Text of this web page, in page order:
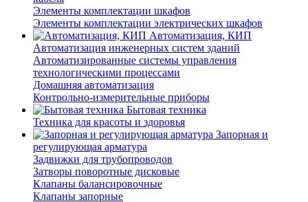
Элементы комплектации шкафов
Элементы комплектации электрических шкафов
Автоматизация, КИП
Автоматизация инженерных систем зданий
Автоматизированные системы управления
технологическими процессами
Домашняя автоматизация
Контрольно-измерительные приборы
Бытовая техника
Техника для красоты и здоровья
Запорная и
регулирующая арматура
Задвижки для трубопроводов
Затворы поворотные дисковые
Клапаны балансировочные
Клапаны запорные